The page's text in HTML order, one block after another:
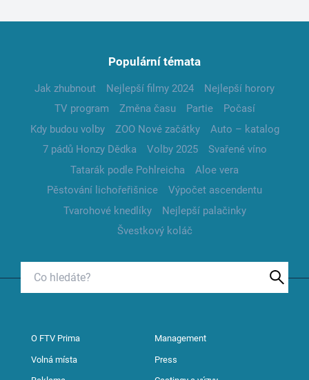
Populární témata
Jak zhubnout Nejlepší filmy 2024
Nejlepší horory
TV program
Změna času Partie
Počasí
Kdy budou volby
ZOO Nové začátky
Auto – katalog
7 pádů Honzy Dědka
Volby 2025
Svařené víno
Tatarák podle Pohlreicha
Aloe vera
Pěstování lichořeřišnice
Výpočet ascendentu
Tvarohové knedlíky
Nejlepší palačinky
Švestkový koláč
O FTV Prima Management
Volná místa Press